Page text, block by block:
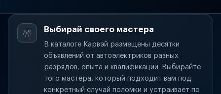
Выбирай своего мастера
В каталоге Карвэй размещены десятки
объявлений от автоэлектриков разных
разрядов, опыта и квалификации. Выбирайте
того мастера, который подходит вам под
конкретный случай поломки и устраивает по